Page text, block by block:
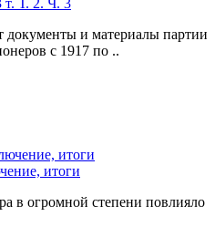
документы и материалы партии
с 1917 по ..
итоги
в огромной степени повлияло